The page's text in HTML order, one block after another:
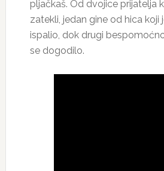
pljačkaš. Od dvojice prijatelja
zatekli, jedan gine od hica koji
ispalio, dok drugi
se dogodilo.